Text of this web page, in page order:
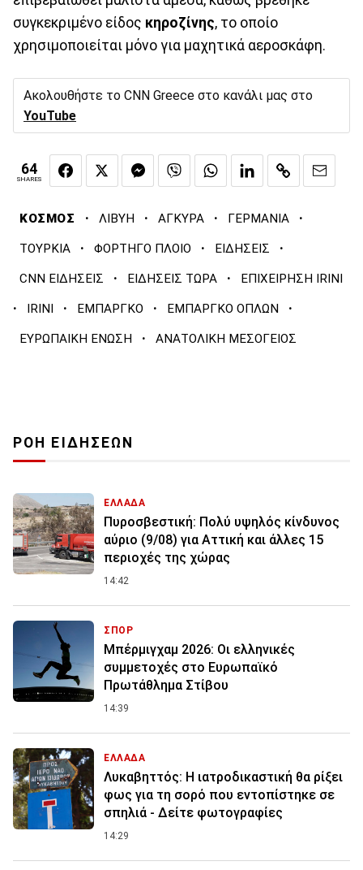
συγκεκριμένο είδος κηροζίνης, το οποίο
χρησιμοποιείται μόνο για μαχητικά αεροσκάφη.
Ακολουθήστε το CNN Greece στο κανάλι μας στο
YouTube
64
SHARES
ΚΟΣΜΟΣ · ΛΙΒΥΗ · ΑΓΚΥΡΑ · ΓΕΡΜΑΝΙΑ ·
ΤΟΥΡΚΙΑ · ΦΟΡΤΗΓΟ ΠΛΟΙΟ · ΕΙΔΗΣΕΙΣ ·
CNN ΕΙΔΗΣΕΙΣ · ΕΙΔΗΣΕΙΣ ΤΩΡΑ · ΕΠΙΧΕΙΡΗΣΗ IRINI
· IRINI · ΕΜΠΑΡΓΚΟ · ΕΜΠΑΡΓΚΟ ΟΠΛΩΝ ·
ΕΥΡΩΠΑΙΚΗ ΕΝΩΣΗ · ΑΝΑΤΟΛΙΚΗ ΜΕΣΟΓΕΙΟΣ
ΡΟΗ ΕΙΔΗΣΕΩΝ
ΕΛΛΑΔΑ
Πυροσβεστική: Πολύ υψηλός κίνδυνος
αύριο (9/08) για Αττική και άλλες 15
περιοχές της χώρας
14:42
ΣΠΟΡ
Μπέρμιγχαμ 2026: Οι ελληνικές
συμμετοχές στο Ευρωπαϊκό
Πρωτάθλημα Στίβου
14:39
ΕΛΛΑΔΑ
Λυκαβηττός: Η ιατροδικαστική θα ρίξει
φως για τη σορό που εντοπίστηκε σε
σπηλιά - Δείτε φωτογραφίες
14:29